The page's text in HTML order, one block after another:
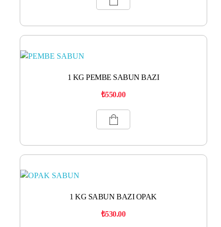
1 KG PEMBE SABUN BAZI
₺550.00
1 KG SABUN BAZI OPAK
₺530.00